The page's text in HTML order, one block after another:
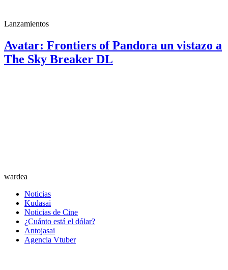
Lanzamientos
Avatar: Frontiers of Pandora un vistazo a
The Sky Breaker DL
wardea
Noticias
Kudasai
Noticias de Cine
¿Cuánto está el dólar?
Antojasai
Agencia Vtuber